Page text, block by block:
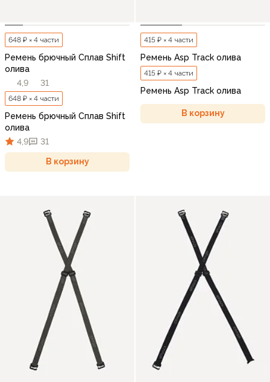
648 ₽ × 4 части
Ремень брючный Сплав Shift
олива
4,9
31
648 ₽ × 4 части
Ремень брючный Сплав Shift
олива
4,9
31
В корзину
415 ₽ × 4 части
Ремень Asp Track олива
415 ₽ × 4 части
Ремень Asp Track олива
В корзину